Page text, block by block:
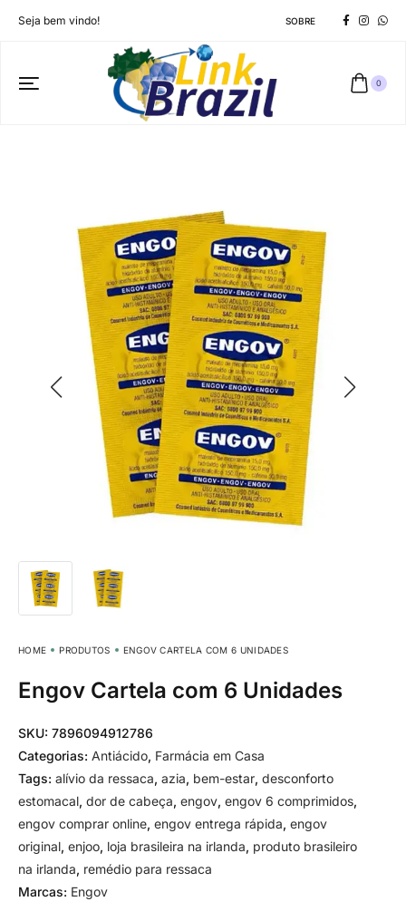
Seja bem vindo! SOBRE
0
HOME PRODUTOS ENGOV CARTELA COM 6 UNIDADES
Engov Cartela com 6 Unidades
SKU: 7896094912786
Categorias: Antiácido, Farmácia em Casa
Tags: alívio da ressaca, azia, bem-estar, desconforto
estomacal, dor de cabeça, engov, engov 6 comprimidos,
engov comprar online, engov entrega rápida, engov
original, enjoo, loja brasileira na irlanda, produto brasileiro
na irlanda, remédio para ressaca
Marcas: Engov